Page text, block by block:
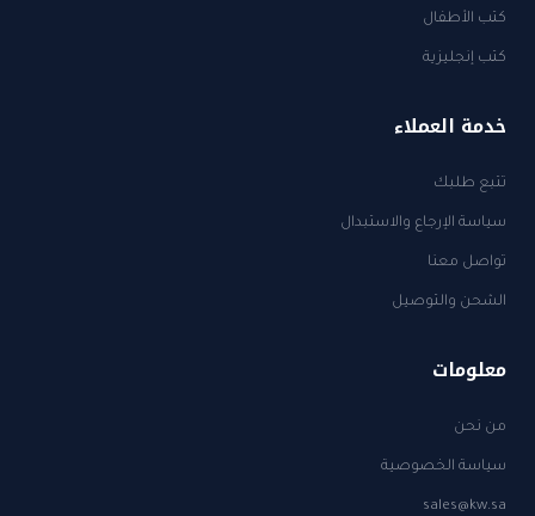
كتب الأطفال
كتب إنجليزية
خدمة العملاء
تتبع طلبك
سياسة الإرجاع والاستبدال
تواصل معنا
الشحن والتوصيل
معلومات
من نحن
سياسة الخصوصية
sales@kw.sa